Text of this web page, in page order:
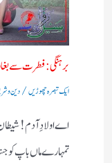
برہنگی : فطرت سے
ایک تبصرہ چھوڑیں/دین و
اے اولادِ آدم!
تمہارے ماں باپ